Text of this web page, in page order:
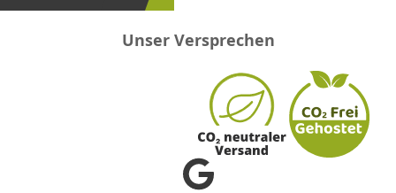
Unser Versprechen